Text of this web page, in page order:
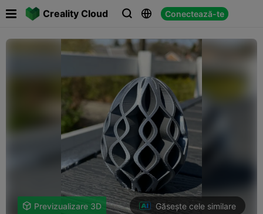
Creality Cloud   Conectează-te
 
 Previzualizare 3D Găsește cele similare